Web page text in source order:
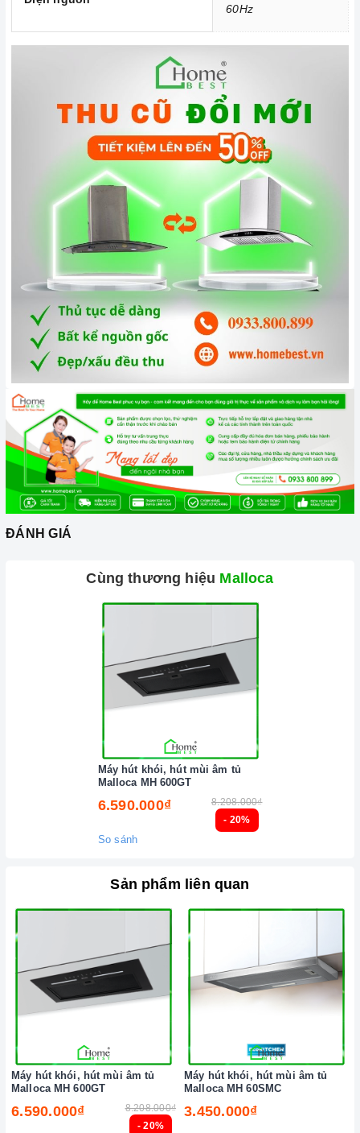
Home Best, chúng tôi tự hào cung cấp đến khách hàng
đa dạng các dòngmáy hút khói MALLOCA
nổi tiếng, cam kết về
chất lượng và nguồn gốc sản phẩm chính hãng. Chúng tôi tự
tin mang đến cho quý khách hàng dịch vụ chăm sóc khách
hàng tận tâm và chính sách bảo hành, hậu mãi chuyên nghiệp
Xem thêm tại đây: Home Best Care - Trung tâm bảo trì, sửa
chữa thiết bị nhà bếp cao cấp
60Hz
ĐÁNH GIÁ
Cùng thương hiệu Malloca
- 20%
Máy hút khói, hút mùi âm tủ
Malloca MH 600GT
6.590.000₫ 8.208.000₫
So sánh
Sản phẩm liên quan
- 20%
Máy hút khói, hút mùi âm tủ
Malloca MH 600GT
6.590.000₫ 8.208.000₫
Máy hút khói, hút mùi âm tủ
Malloca MH 60SMC
3.450.000₫